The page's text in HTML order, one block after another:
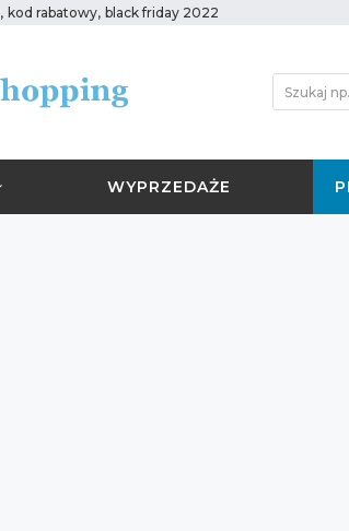
, kod rabatowy, black friday 2022
WYPRZEDAŻE